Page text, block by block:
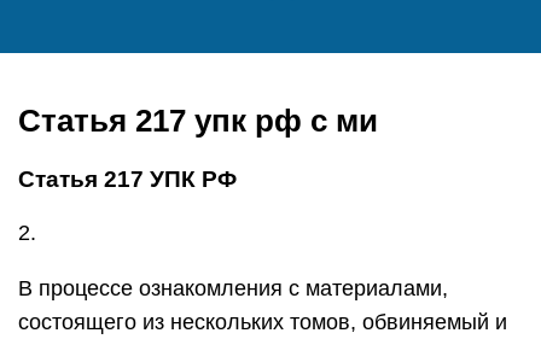
Статья 217 упк рф с ми
Статья 217 УПК РФ
2.
В процессе ознакомления с материалами,
состоящего из нескольких томов, обвиняемый и